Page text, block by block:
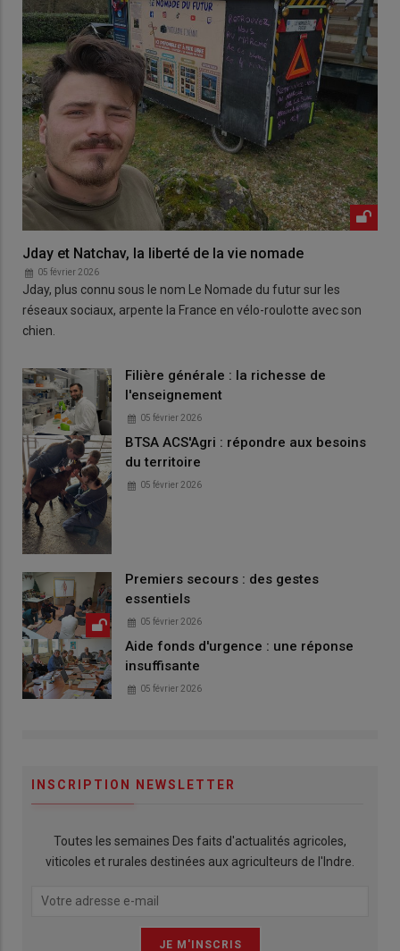
Jday et Natchav, la liberté de la vie nomade
05 février 2026
Jday, plus connu sous le nom Le Nomade du futur sur les
réseaux sociaux, arpente la France en vélo-roulotte avec son
chien.
Filière générale : la richesse de
l'enseignement
05 février 2026
BTSA ACS'Agri : répondre aux besoins
du territoire
05 février 2026
Premiers secours : des gestes
essentiels
05 février 2026
Aide fonds d'urgence : une réponse
insuffisante
05 février 2026
INSCRIPTION NEWSLETTER
Toutes les semaines Des faits d'actualités agricoles,
viticoles et rurales destinées aux agriculteurs de l'Indre.